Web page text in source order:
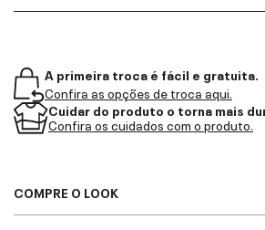
A primeira troca é fácil e gratuita.
Confira as opções de troca aqui.
Cuidar do produto o torna mais
Confira os cuidados com o produto.
COMPRE O LOOK